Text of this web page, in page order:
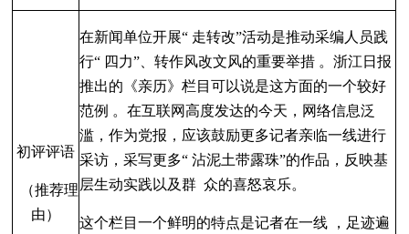
初评评语
（推荐理
由）
在新闻单位开展“ 走转改”活动是推动采编人员践
行“ 四力” 、转作风改文风的重要举措 。浙江日报
推出的《亲历》栏目可以说是这方面的一个较好
范例 。在互联网高度发达的今天 ， 网络信息泛
滥 ，作为党报 ，应该鼓励更多记者亲临一线进行
采访 ，采写更多“ 沾泥土带露珠”的作品 ，反映基
层生动实践以及群 众的喜怒哀乐。
这个栏目一个鲜明的特点是记者在一线
，足迹遍